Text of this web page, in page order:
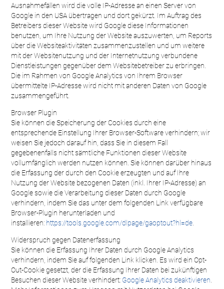
Ausnahmefällen wird die volle IP-Adresse an einen Server von
Google in den USA übertragen und dort gekürzt. Im Auftrag des
Betreibers dieser Website wird Google diese Informationen
benutzen, um Ihre Nutzung der Website auszuwerten, um Reports
über die Websiteaktivitäten zusammenzustellen und um weitere
mit der Websitenutzung und der Internetnutzung verbundene
Dienstleistungen gegenüber dem Websitebetreiber zu erbringen.
Die im Rahmen von Google Analytics von Ihrem Browser
übermittelte IP-Adresse wird nicht mit anderen Daten von Google
zusammengeführt.
Browser Plugin
Sie können die Speicherung der Cookies durch eine
entsprechende Einstellung Ihrer Browser-Software verhindern; wir
weisen Sie jedoch darauf hin, dass Sie in diesem Fall
gegebenenfalls nicht sämtliche Funktionen dieser Website
vollumfänglich werden nutzen können. Sie können darüber hinaus
die Erfassung der durch den Cookie erzeugten und auf Ihre
Nutzung der Website bezogenen Daten (inkl. Ihrer IP-Adresse) an
Google sowie die Verarbeitung dieser Daten durch Google
verhindern, indem Sie das unter dem folgenden Link verfügbare
Browser-Plugin herunterladen und
installieren: https://tools.google.com/dlpage/gaoptout?hl=de
Widerspruch gegen Datenerfassung
Sie können die Erfassung Ihrer Daten durch Google Analytics
verhindern, indem Sie auf folgenden Link klicken. Es wird ein Opt-
Out-Cookie gesetzt, der die Erfassung Ihrer Daten bei zukünftigen
Besuchen dieser Website verhindert: Google Analytics deaktivieren